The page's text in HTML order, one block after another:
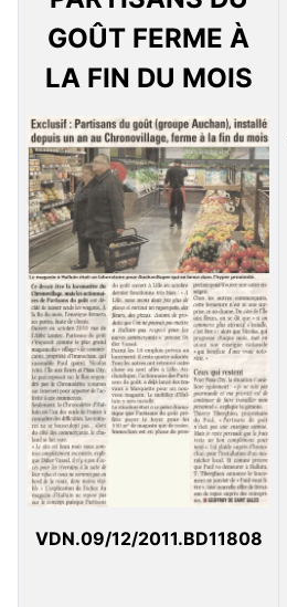
GOÛT FERME À
LA FIN DU MOIS
VDN.09/12/2011.BD11808